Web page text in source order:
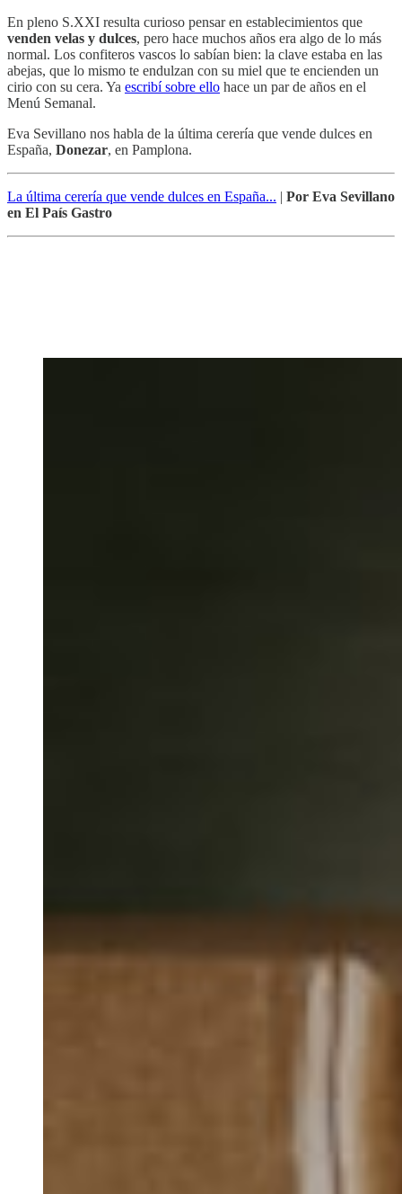
En pleno S.XXI resulta curioso pensar en establecimientos que
venden velas y dulces, pero hace muchos años era algo de lo más
normal. Los confiteros vascos lo sabían bien: la clave estaba en las
abejas, que lo mismo te endulzan con su miel que te encienden un
cirio con su cera. Ya escribí sobre ello hace un par de años en el
Menú Semanal.
Eva Sevillano nos habla de la última cerería que vende dulces en
España, Donezar, en Pamplona.
La última cerería que vende dulces en España... | Por Eva Sevillano
en El País Gastro